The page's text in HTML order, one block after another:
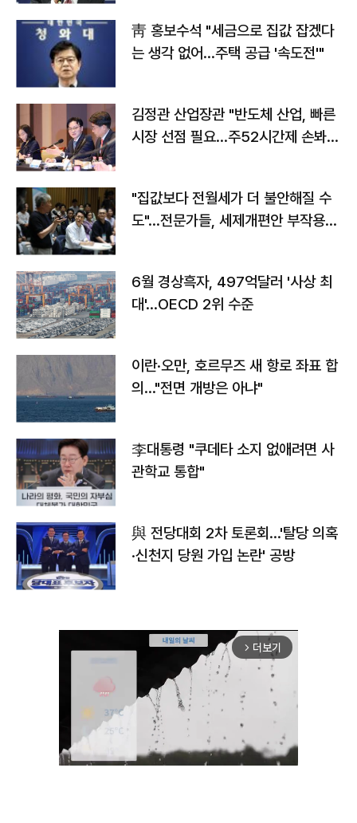
靑 홍보수석 "세금으로 집값 잡겠다
는 생각 없어…주택 공급 '속도전'"
김정관 산업장관 "반도체 산업, 빠른
시장 선점 필요…주52시간제 손봐
"집값보다 전월세가 더 불안해질 수
도"…전문가들, 세제개편안 부작용
6월 경상흑자, 497억달러 '사상 최
대'…OECD 2위 수준
이란·오만, 호르무즈 새 항로 좌표 합
의…"전면 개방은 아냐"
李대통령 "쿠데타 소지 없애려면 사
관학교 통합"
與 전당대회 2차 토론회…'탈당 의혹
·신천지 당원 가입 논란' 공방
arrow_forward_ios 더보기